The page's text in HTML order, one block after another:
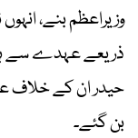
وزیراعظم بنے،
ذریعے عہدے سے
حیدر ان کے خلاف
بن گئے۔